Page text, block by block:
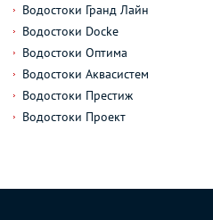
Водостоки Гранд Лайн
Водостоки Docke
Водостоки Оптима
Водостоки Аквасистем
Водостоки Престиж
Водостоки Проект